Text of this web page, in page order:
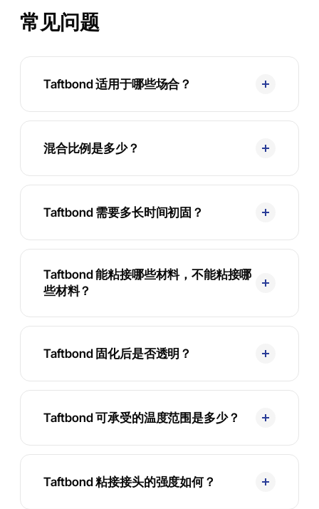
常见问题
Taftbond 适用于哪些场合？
混合比例是多少？
Taftbond 需要多长时间初固？
Taftbond 能粘接哪些材料，不能粘接哪
些材料？
Taftbond 固化后是否透明？
Taftbond 可承受的温度范围是多少？
Taftbond 粘接接头的强度如何？